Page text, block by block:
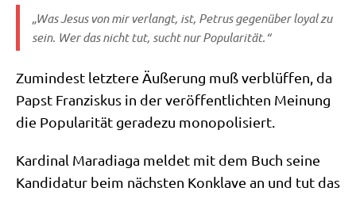
„Was Jesus von mir ver­langt, ist, Petrus gegen­über loy­al zu
sein. Wer das nicht tut, sucht nur Popularität.“
Zumin­dest letz­te­re Äuße­rung muß ver­blüf­fen, da
Papst Fran­zis­kus in der ver­öf­fent­lich­ten Mei­nung
die Popu­la­ri­tät gera­de­zu monopolisiert.
Kar­di­nal Mara­dia­ga mel­det mit dem Buch sei­ne
Kan­di­da­tur beim näch­sten Kon­kla­ve an und tut das